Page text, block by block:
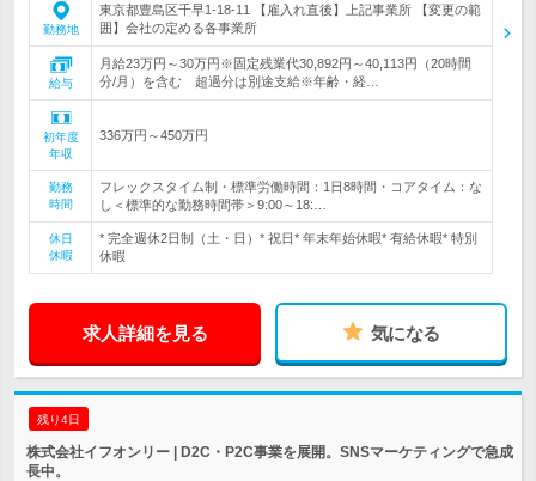
勤務地
東京都豊島区千早1-18-11 【雇入れ直後】上記事業所 【変更の範
囲】会社の定める各事業所
給与
月給23万円～30万円※固定残業代30,892円～40,113円（20時間
分/月）を含む 超過分は別途支給※年齢・経…
初年度
年収
336万円～450万円
勤務
時間
フレックスタイム制・標準労働時間：1日8時間・コアタイム：な
し＜標準的な勤務時間帯＞9:00～18:…
休日
休暇
* 完全週休2日制（土・日）* 祝日* 年末年始休暇* 有給休暇* 特別
休暇
求人詳細を見る 気になる
残り4日
株式会社イフオンリー | D2C・P2C事業を展開。SNSマーケティングで急成
長中。